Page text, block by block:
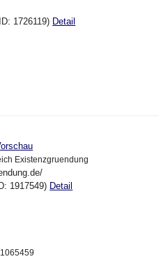
1726119) Detail
Existenzgruendung
1917549) Detail